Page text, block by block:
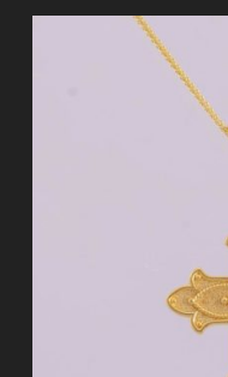
List of products